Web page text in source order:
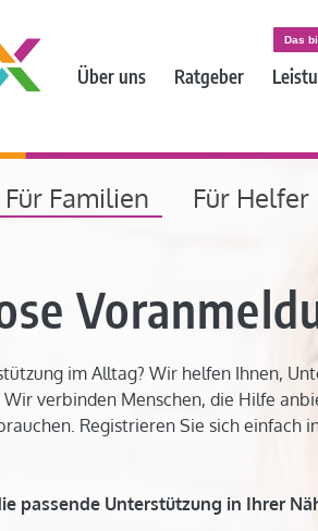
Über uns Ratgeber
Das
Für Familien Für Helfer
im Alltag? Wir helfen Ihnen,
Wir verbinden Menschen, die Hilfe
Registrieren Sie sich einfach
passende Unterstützung in Ihrer